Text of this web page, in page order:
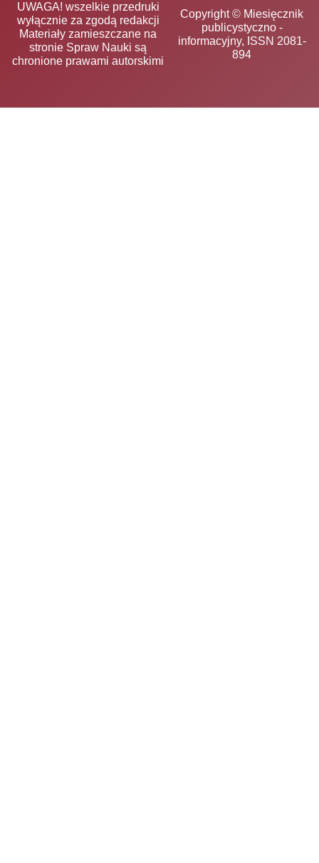
UWAGA! wszelkie przedruki
wyłącznie za zgodą redakcji
Materiały zamieszczane na
stronie Spraw Nauki są
chronione prawami autorskimi
Copyright © Miesięcznik
publicystyczno -
informacyjny, ISSN 2081-
894